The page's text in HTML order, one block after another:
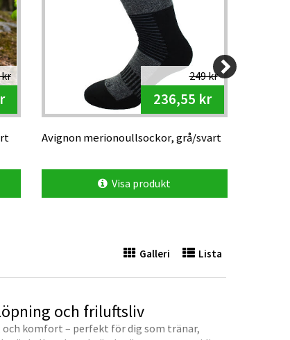
249 kr
236,55 kr
Avignon merionoullsockor, grå/svart
Visa produkt
Galleri Lista
och friluftsliv
komfort – perfekt för dig som tränar,